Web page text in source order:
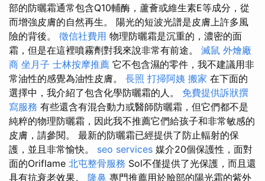
部的防曬霜通常包含Q10輔酶，蘆薈或維生素E等成分，從
而增強皮膚的自然再生。 陽光的短波光譜是皮膚上許多風
險的背後。 徵信社費用 物理防曬霜是沉重的，濃密的面
霜，但是在這裡噴霧劑對我來說非常有前途。 滅鼠 外燴廠
商 坐月子 士林按摩推薦 它不包含濕的零件，我不建議用非
常油性的感覺為油性皮膚。 長照 打掃阿姨 搬家 在下面的
選擇中，我介紹了包含化學防曬霜的人。 免費提供訴狀撰
寫服務 有些還含有混合動力或醫師防曬霜，但它們都不是
純粹的物理防曬霜，因此我不推薦它們給孩子和非常敏感的
皮膚，請參閱。 最新的防曬霜已經提供了防止輻射的保
護，並且非常愉快。 seo services 媒介20個保護性，面對
面的Oriflame 北屯整骨服務 Sol不僅提供了光保護，而且還
具有抗衰老效果。 隆鼻 專門推薦用於臉部的陽光霜的紫外